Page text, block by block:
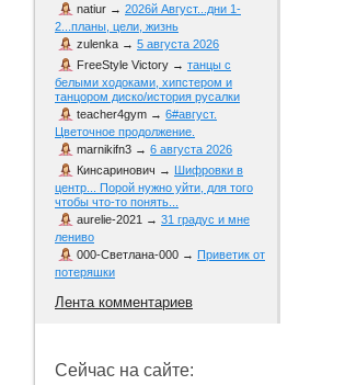
natiur → 2026й Август...дни 1-
2...планы, цели, жизнь
zulenka → 5 августа 2026
FreeStyle Victory → танцы с
белыми ходоками, хипстером и
танцором диско/история русалки
teacher4gym → 6#август.
Цветочное продолжение.
marnikifn3 → 6 августа 2026
Кинсаринович → Шифровки в
центр... Порой нужно уйти, для того
чтобы что-то понять...
aurelie-2021 → 31 градус и мне
лениво
000-Светлана-000 → Приветик от
потеряшки
Лента комментариев
Сейчас на сайте: